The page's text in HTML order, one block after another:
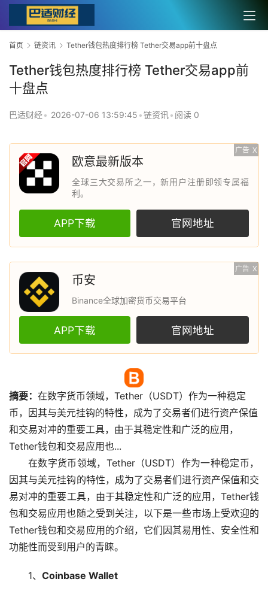
首页 链资讯 Tether钱包热度排行榜 Tether交易app前十盘点
Tether钱包热度排行榜 Tether交易app前
十盘点
巴适财经• 2026-07-06 13:59:45 •链资讯 • 阅读 0
广告 X
欧意最新版本
全球三大交易所之一，新用户注册即领专属福
利。
APP下载 官网地址
广告 X
币安
Binance全球加密货币交易平台
APP下载 官网地址
摘要： 在数字货币领域，Tether（USDT）作为一种稳定
币，因其与美元挂钩的特性，成为了交易者们进行资产保值
和交易对冲的重要工具，由于其稳定性和广泛的应用，
Tether钱包和交易应用也...
在数字货币领域，Tether（USDT）作为一种稳定币，
因其与美元挂钩的特性，成为了交易者们进行资产保值和交
易对冲的重要工具，由于其稳定性和广泛的应用，Tether钱
包和交易应用也随之受到关注，以下是一些市场 上受欢迎的
Tether钱包和交易应用的介绍，它们因其易用性、安全性和
功能性而受到用户的青睐。
1、 Coinbase Wallet